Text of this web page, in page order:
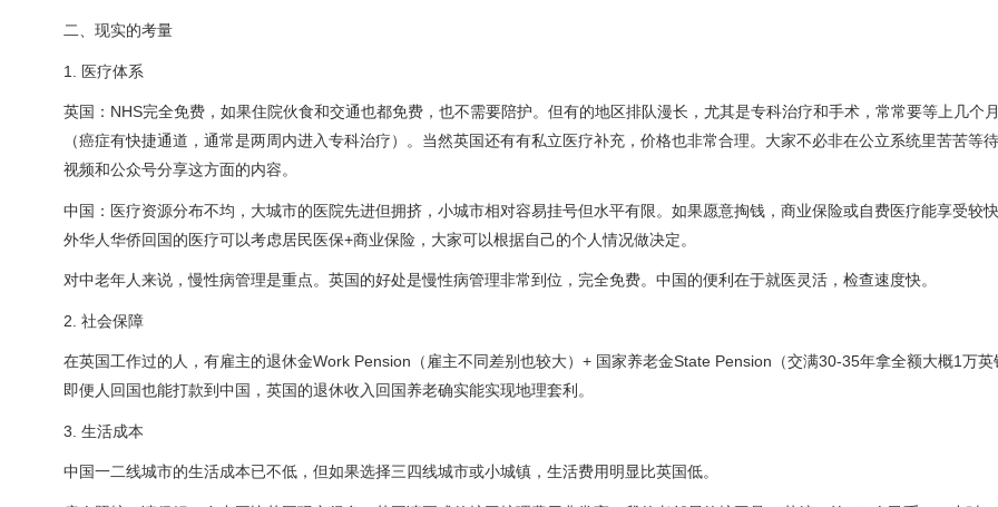
二、现实的考量
1. 医疗体系
英国：NHS完全免费，如果住院伙食和交通也都免费，也不需要陪护。但有的地区排队漫长，尤其是专科治疗和手术，常常要等上几个
（癌症有快捷通道，通常是两周内进入专科治疗）。当然英国还有有私立医疗补充，价格也非常合理。大家不必非在公立系统里苦苦等
视频和公众号分享这方面的内容。
中国：医疗资源分布不均，大城市的医院先进但拥挤，小城市相对容易挂号但水平有限。如果愿意掏钱，商业保险或自费医疗能享受较
外华人华侨回国的医疗可以考虑居民医保+商业保险，大家可以根据自己的个人情况做决定。
对中老年人来说，慢性病管理是重点。英国的好处是慢性病管理非常到位，完全免费。中国的便利在于就医灵活，检查速度快。
2. 社会保障
在英国工作过的人，有雇主的退休金Work Pension（雇主不同差别也较大）+ 国家养老金State Pension（交满30-35年拿全额大概1万英
即便人回国也能打款到中国，英国的退休收入回国养老确实能实现地理套利。
3. 生活成本
中国一二线城市的生活成本已不低，但如果选择三四线城市或小城镇，生活费用明显比英国低。